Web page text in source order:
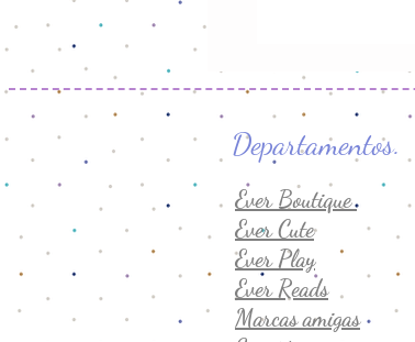
Ever Boutique
Ever Cute
Ever Play
Ever Reads
Marcas amigas